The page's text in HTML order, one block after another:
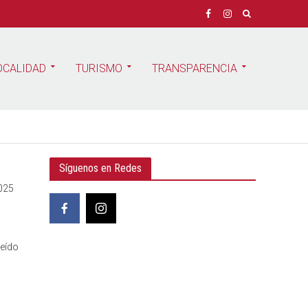
TURISMO TRANSPARENCIA
Síguenos en Redes